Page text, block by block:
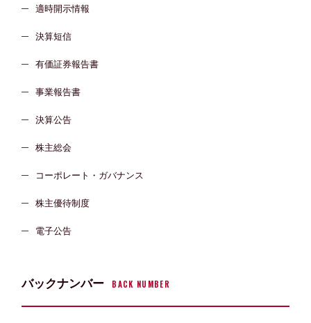
適時開示情報
決算短信
有価証券報告書
事業報告書
決算公告
株主総会
コーポレート・ガバナンス
株主優待制度
電子公告
バックナンバー BACK NUMBER